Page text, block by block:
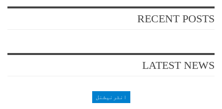
RECENT POSTS
LATEST NEWS
انٹرنیشنل